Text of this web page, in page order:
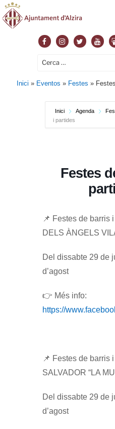
FacebookInstagram
Twitter
Cerca:
Inici » Eventos » Festes »
Inici Agenda
i partides
Festes
📌 Festes de barris
DELS ÀNGELS
Del dissabte 29 de
d’agost
👉 Més info:
https://
📌 Festes de barris
SALVADOR “LA
Del dissabte 29 de
d’agost